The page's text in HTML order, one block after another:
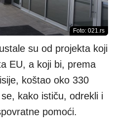
Foto: 021.rs
su od projekta koji
EU, a koji bi, prema
koštao oko 330
kako ističu, odrekli i
pomoći.